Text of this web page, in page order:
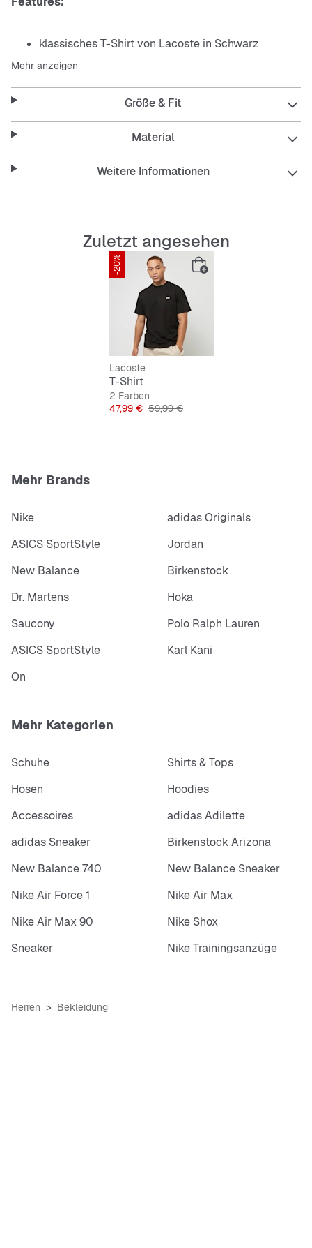
klassisches T-Shirt von Lacoste in Schwarz
charakteristischer Krokodil-Aufnäher auf
Brusthöhe
reguläre Passform
: Malcolm ist 1,81 m groß, schlank gebaut und trägt
Mehr anzeigen
Größe & Fit
Material
Weitere Informationen
Zuletzt angesehen
-20%
Lacoste
T-Shirt
2 Farben
Preis
47,99 € Originalpreis
59,99 €
Mehr Brands
Nike
adidas Originals
ASICS SportStyle
Jordan
New Balance
Birkenstock
Dr. Martens
Hoka
Saucony
Polo Ralph Lauren
ASICS SportStyle
Karl Kani
On
Mehr Kategorien
Schuhe
Shirts & Tops
Hosen
Hoodies
Accessoires
adidas Adilette
adidas Sneaker
Birkenstock Arizona
New Balance 740
New Balance Sneaker
Nike Air Force 1
Nike Air Max
Nike Air Max 90
Nike Shox
Sneaker
Nike Trainingsanzüge
Herren Bekleidung